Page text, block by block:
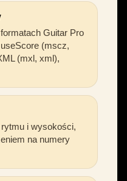
Guitar Pro
(mscz,
(mxl, xml),
i wysokości,
na numery